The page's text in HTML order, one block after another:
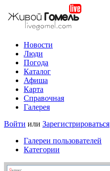
Новости
Люди
Погода
Каталог
Афиша
Карта
Справочная
Галерея
Войти или Зарегистрироваться
Галереи пользователей
Категории